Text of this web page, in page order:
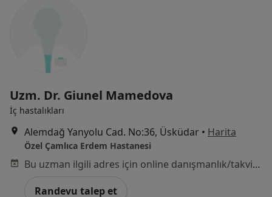
Uzm. Dr. Giunel Mamedova
İç hastalıkları
Alemdağ Yanyolu Cad. No:36, Üsküdar • Harita
Özel Çamlıca Erdem Hastanesi
Bu uzman ilgili adres için online danışmanlık/takvim sunmuyor.
Randevu talep et